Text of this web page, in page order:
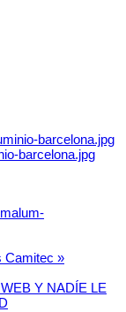
Camitec »
Y NADÍE LE